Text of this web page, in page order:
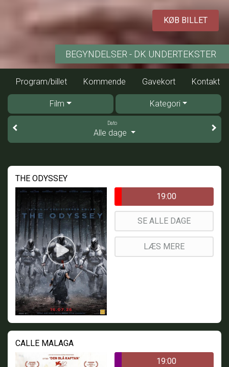
BEGYNDELSER - DK UNDERTEKSTER
KØB BILLET
Program/billet Kommende Gavekort Kontakt
Film Kategori
Dato
Alle dage
THE ODYSSEY
19:00
SE ALLE DAGE
LÆS MERE
CALLE MALAGA
19:00